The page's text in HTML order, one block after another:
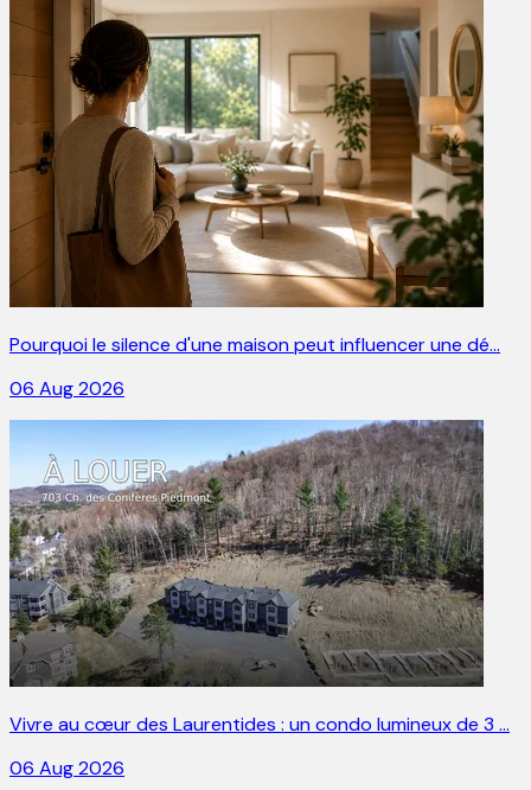
Pourquoi le silence d'une maison peut influencer une dé…
06 Aug 2026
Vivre au cœur des Laurentides : un condo lumineux de 3 …
06 Aug 2026